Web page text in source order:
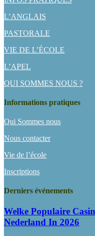
L’ANGLAIS
PASTORALE
VIE DE L’ÉCOLE
L’APEL
QUI SOMMES NOUS ?
Informations pratiques
Qui Sommes nous
Nous contacter
Vie de l’école
Inscriptions
Derniers événements
Welke Populaire
Nederland In 2026